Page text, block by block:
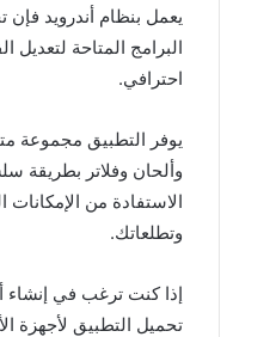
البرامج المتاحة
احترافي.
يوفر التطبيق مجموعة
الاستفادة من
وتطلعاتك.
إذا كنت ترغب في إنشاء
تحميل التطبيق لأجهزة